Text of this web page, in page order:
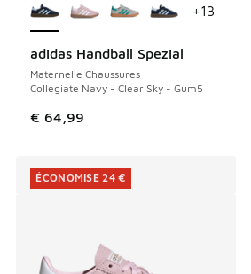
adidas Handball Spezial
Maternelle Chaussures
Collegiate Navy - Clear Sky - Gum5
€ 64,99
+13
ÉCONOMISE 24 €